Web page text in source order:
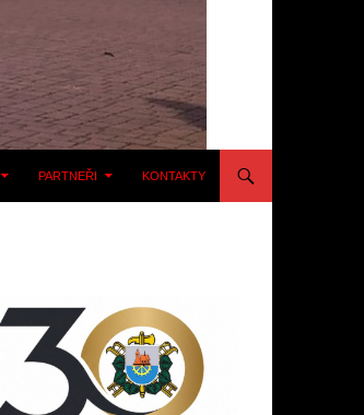
PARTNEŘI KONTAKTY